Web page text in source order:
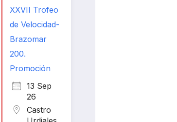
XXVII Trofeo
de Velocidad-
Brazomar
200.
Promoción
13 Sep
26
Castro